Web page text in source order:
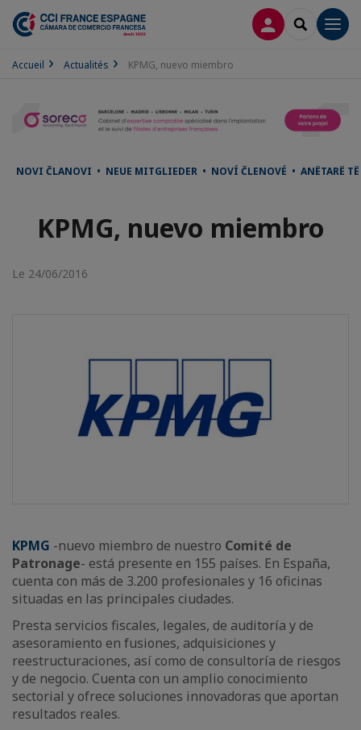
CONNEXION
Accueil Actualités KPMG, nuevo miembro
NOVI ČLANOVI • NEUE MITGLIEDER • NOVÍ ČLENOVÉ •
KPMG, nuevo miembro
Le 24/06/2016
KPMG -nuevo miembro de nuestro Comité de
Patronage- está presente en 155 países. En España,
cuenta con más de 3.200 profesionales y 16 oficinas
situadas en las principales ciudades.
Presta servicios fiscales, legales, de auditoría y de
asesoramiento en fusiones, adquisiciones y
reestructuraciones, así como de consultoría de riesgos
y de negocio. Cuenta con un amplio conocimiento
sectorial y ofrece soluciones innovadoras que aportan
resultados reales.